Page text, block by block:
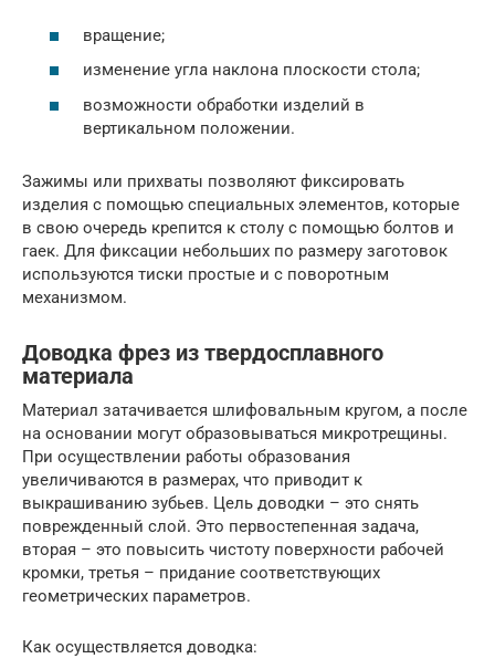
вращение;
изменение угла наклона плоскости стола;
возможности обработки изделий в
вертикальном положении.
Зажимы или прихваты позволяют фиксировать
изделия с помощью специальных элементов, которые
в свою очередь крепится к столу с помощью болтов и
гаек. Для фиксации небольших по размеру заготовок
используются тиски простые и с поворотным
механизмом.
Доводка фрез из твердосплавного
материала
Материал затачивается шлифовальным кругом, а после
на основании могут образовываться микротрещины.
При осуществлении работы образования
увеличиваются в размерах, что приводит к
выкрашиванию зубьев. Цель доводки – это снять
поврежденный слой. Это первостепенная задача,
вторая – это повысить чистоту поверхности рабочей
кромки, третья – придание соответствующих
геометрических параметров.
Как осуществляется доводка: